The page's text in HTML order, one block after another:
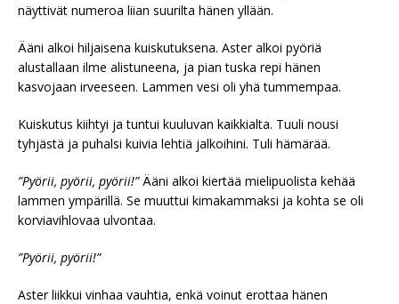
näyttivät numeroa liian suurilta hänen yllään.
Ääni alkoi hiljaisena kuiskutuksena. Aster alkoi pyöriä
alustallaan ilme alistuneena, ja pian tuska repi hänen
kasvojaan irveeseen. Lammen vesi oli yhä tummempaa.
Kuiskutus kiihtyi ja tuntui kuuluvan kaikkialta. Tuuli nousi
tyhjästä ja puhalsi kuivia lehtiä jalkoihini. Tuli hämärää.
”Pyörii, pyörii, pyörii!”Ääni alkoi kiertää mielipuolista kehää
lammen ympärillä. Se muuttui kimakammaksi ja kohta se oli
korviavihlovaa ulvontaa.
”Pyörii, pyörii!”
Aster liikkui vinhaa vauhtia, enkä voinut erottaa hänen